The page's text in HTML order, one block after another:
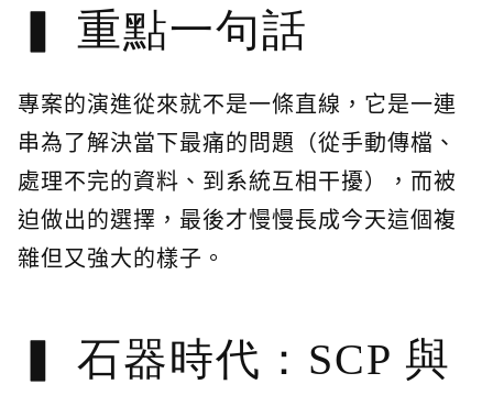
重點一句話
專案的演進從來就不是一條直線，它是一連
串為了解決當下最痛的問題（從手動傳檔、
處理不完的資料、到系統互相干擾），而被
迫做出的選擇，最後才慢慢長成今天這個複
雜但又強大的樣子。
石器時代：SCP 與